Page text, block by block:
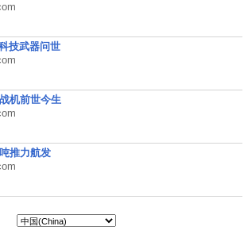
技武器问世
机前世今生
推力航发